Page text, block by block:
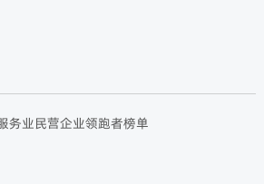
务业民营企业领跑者榜单